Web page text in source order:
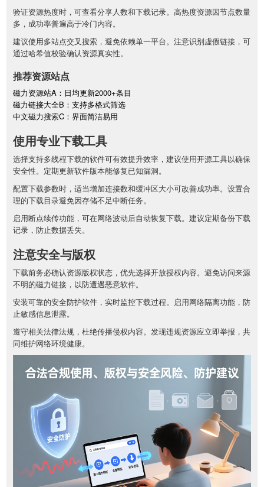
验证资源热度时，可查看分享人数和下载记录。高热度资源因节点数量
多，成功率普遍高于冷门内容。
建议使用多站点交叉搜索，避免依赖单一平台。注意识别虚假链接，可
通过哈希值校验确认资源真实性。
推荐资源站点
磁力资源站A：日均更新2000+条目
磁力链接大全B：支持多格式筛选
中文磁力搜索C：界面简洁易用
使用专业下载工具
选择支持多线程下载的软件可有效提升效率，建议使用开源工具以确保
安全性。定期更新软件版本能修复已知漏洞。
配置下载参数时，适当增加连接数和缓冲区大小可改善成功率。设置合
理的下载目录避免因存储不足中断任务。
启用断点续传功能，可在网络波动后自动恢复下载。建议定期备份下载
记录，防止数据丢失。
注意安全与版权
下载前务必确认资源版权状态，优先选择开放授权内容。避免访问来源
不明的磁力链接，以防遭遇恶意软件。
安装可靠的安全防护软件，实时监控下载过程。启用网络隔离功能，防
止敏感信息泄露。
遵守相关法律法规，杜绝传播侵权内容。发现违规资源应立即举报，共
同维护网络环境健康。